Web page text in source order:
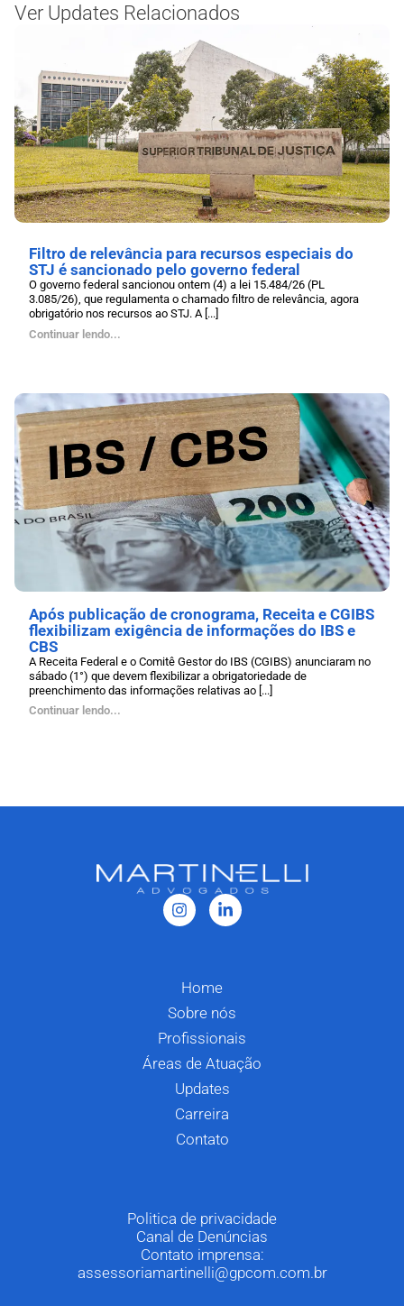
Ver Updates Relacionados
Filtro de relevância para recursos especiais do
STJ é sancionado pelo governo federal
O governo federal sancionou ontem (4) a lei 15.484/26 (PL
3.085/26), que regulamenta o chamado filtro de relevância, agora
obrigatório nos recursos ao STJ. A [...]
Continuar lendo...
Após publicação de cronograma, Receita e CGIBS
flexibilizam exigência de informações do IBS e
CBS
A Receita Federal e o Comitê Gestor do IBS (CGIBS) anunciaram no
sábado (1°) que devem flexibilizar a obrigatoriedade de
preenchimento das informações relativas ao [...]
Continuar lendo...
Home
Sobre nós
Profissionais
Áreas de Atuação
Updates
Carreira
Contato
Politica de privacidade
Canal de Denúncias
Contato imprensa:
assessoriamartinelli@gpcom.com.br